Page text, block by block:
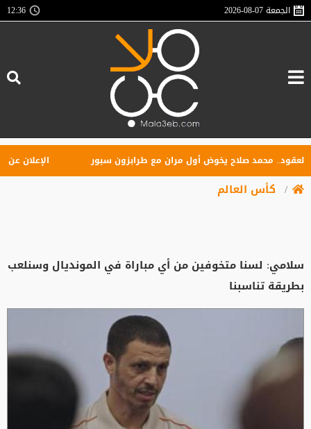
الجمعة2026-08-07
12:36
محمد صلاح يخوض أول مران مع طرابزون سبور الإعلان عن
كأس العالم
سلامي: لسنا متخوفين من أي مباراة في المونديال وسنلعب
بطريقة تناسبنا